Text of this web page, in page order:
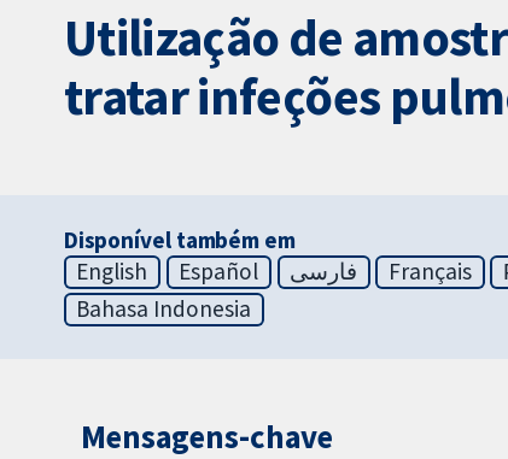
Utilização de
tratar infeções
Disponível também em
English
Español فارسی Français
Bahasa Indonesia
Mensagens-chave